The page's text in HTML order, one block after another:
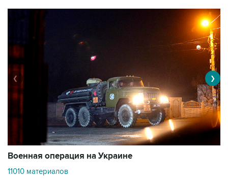
Военная операция на Украине
11010 материалов
❮ ❯